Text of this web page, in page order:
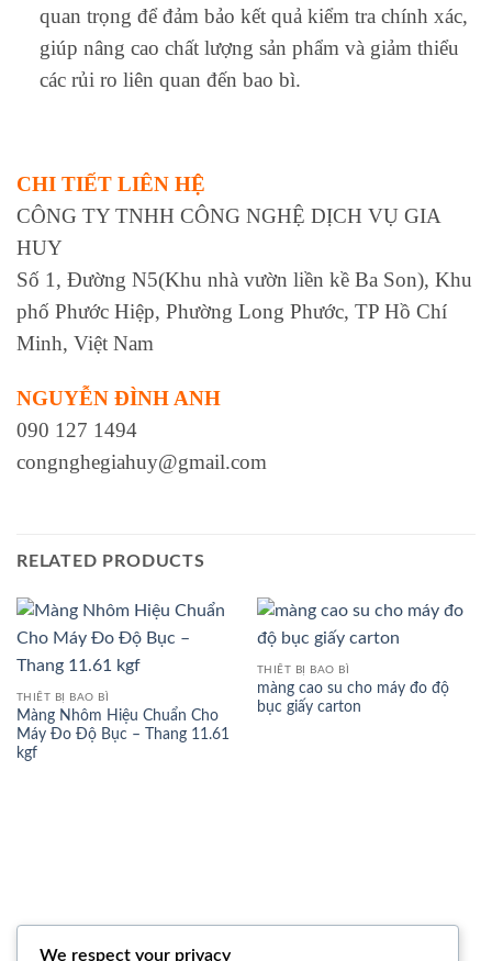
quan trọng để đảm bảo kết quả kiểm tra chính xác,
giúp nâng cao chất lượng sản phẩm và giảm thiểu
các rủi ro liên quan đến bao bì.
CHI TIẾT LIÊN HỆ
CÔNG TY TNHH CÔNG NGHỆ DỊCH VỤ GIA
HUY
Số 1, Đường N5(Khu nhà vườn liền kề Ba Son), Khu
phố Phước Hiệp, Phường Long Phước, TP Hồ Chí
Minh, Việt Nam
NGUYỄN ĐÌNH ANH
090 127 1494
congnghegiahuy@gmail.com
RELATED PRODUCTS
THIẾT BỊ BAO BÌ
Màng Nhôm Hiệu Chuẩn Cho
Máy Đo Độ Bục – Thang 11.61
kgf
THIẾT BỊ BAO BÌ
màng cao su cho máy đo độ
bục giấy carton
We respect your privacy